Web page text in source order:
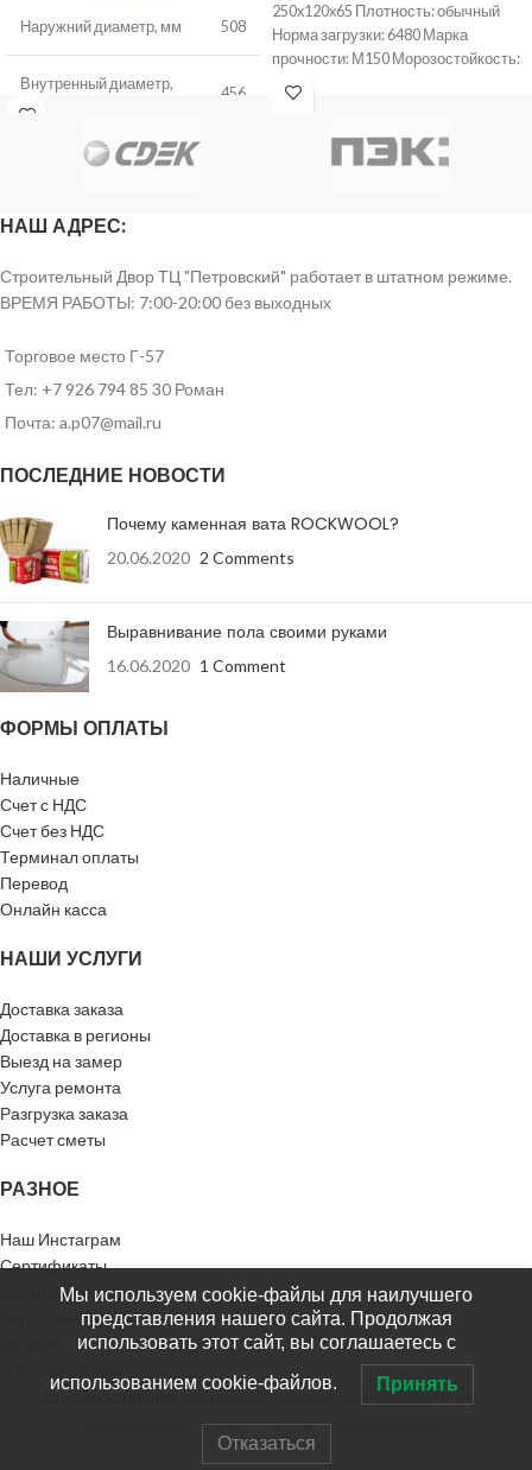
Наружний диаметр, мм 508
Внутренный диаметр,
мм
456
Толщина стенки, мм
испытательного
гидравлического
0,4
Нагрузка на
раздавливание, не
250x120x65 Плотность: обычный
Норма загрузки: 6480 Марка
прочности: М150 Морозостойкость:
F35 Пустотность: полнотелый
НАШ АДРЕС:
Строительный Двор ТЦ "Петровский" работает в штатном режиме.
ВРЕМЯ РАБОТЫ: 7:00-20:00 без выходных
Торговое место Г-57
Тел: +7 926 794 85 30 Роман
Почта: a.p07@mail.ru
ПОСЛЕДНИЕ НОВОСТИ
Почему каменная вата ROCKWOOL?
20.06.2020 2 Comments
Выравнивание пола своими руками
16.06.2020 1 Comment
ФОРМЫ ОПЛАТЫ
Наличные
Счет с НДС
Счет без НДС
Терминал оплаты
Перевод
Онлайн касса
НАШИ УСЛУГИ
Доставка заказа
Доставка в регионы
Выезд на замер
Услуга ремонта
Разгрузка заказа
Расчет сметы
РАЗНОЕ
Наш Инстаграм
Сертификаты
Инструкции
Видео-инструкции
2019 Интернет-магазин СТРОЙПОСТАВЩИК носит
информационный характер и не является публичной офертой.
Мы используем cookie-файлы для наилучшего
представления нашего сайта. Продолжая
использовать этот сайт, вы соглашаетесь с
использованием cookie-файлов. Принять
Отказаться